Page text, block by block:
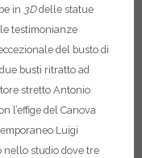
in 3Ddelle statue
testimonianze
del busto di
busti ritratto ad
stretto Antonio
l’effige del Canova
Luigi
nello studiodove tre